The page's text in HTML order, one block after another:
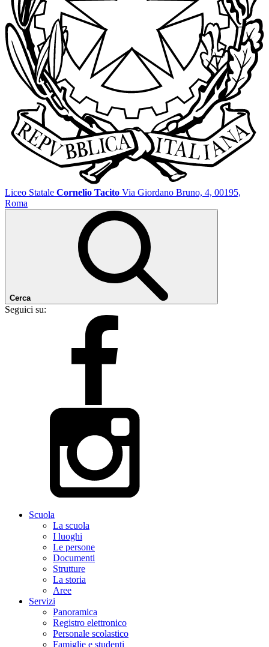
Liceo Statale Cornelio Tacito Via Giordano Bruno, 4, 00195,
Roma
Cerca
Seguici su:
Scuola
La scuola
I luoghi
Le persone
Documenti
Strutture
La storia
Aree
Servizi
Panoramica
Registro elettronico
Personale scolastico
Famiglie e studenti